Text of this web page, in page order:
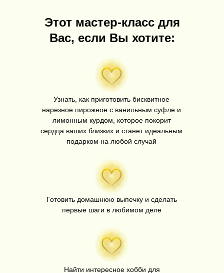
Этот мастер-класс для
Вас, если Вы хотите:
Узнать, как приготовить бисквитное
нарезное пирожное с ванильным суфле и
лимонным курдом, которое покорит
сердца ваших близких и станет идеальным
подарком на любой случай
Готовить домашнюю выпечку и сделать
первые шаги в любимом деле
Найти интересное хобби для